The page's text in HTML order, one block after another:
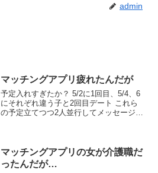
admin
マッチングアプリ疲れたんだが
予定入れすぎたか？ 5/2に1回目、5/4、6
にそれぞれ違う子と2回目デート これら
の予定立てつつ2人並行してメッセージ
マッチングアプリの女が介護職だ
ったんだが…